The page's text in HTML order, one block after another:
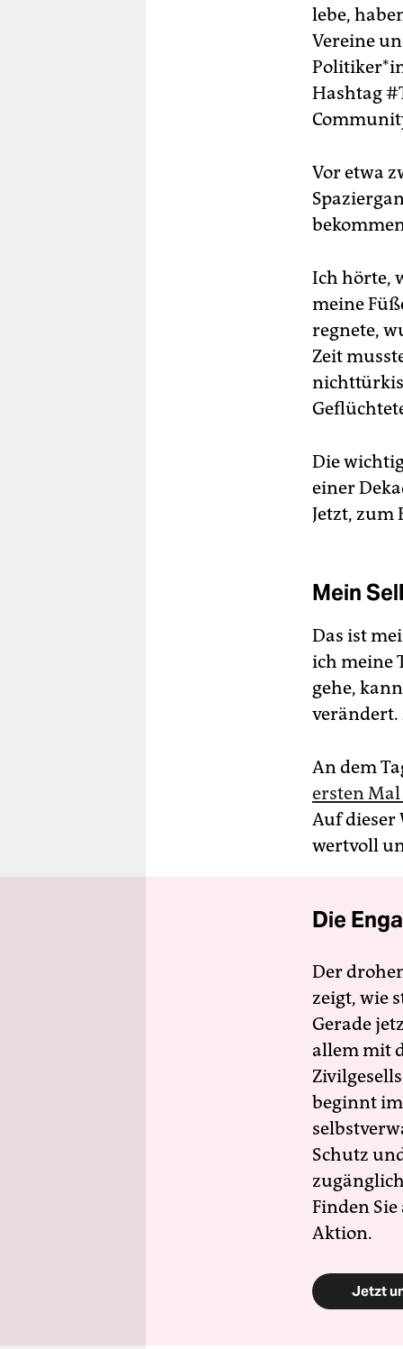
lebe,
Vereine
Hashtag
Vor etwa
Ich hörte,
meine
regnete,
Zeit
Die
einer
Jetzt, zum
Mein
Das ist
ich meine
gehe,
verändert.
An dem
ersten
Auf dieser
wertvoll
Die
Der
zeigt, wie
Gerade
allem mit
beginnt
Schutz
Finden
Aktion.
Jetzt